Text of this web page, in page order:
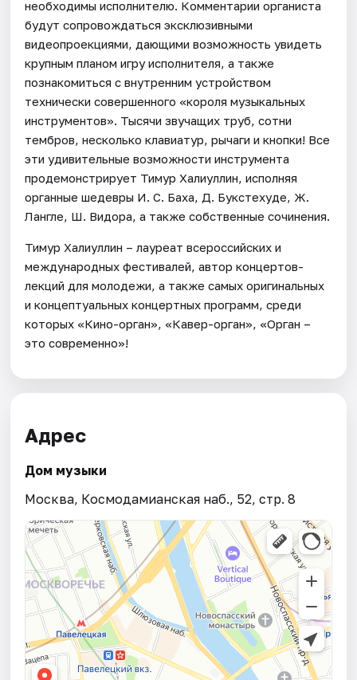
необходимы исполнителю. Комментарии органиста
будут сопровождаться эксклюзивными
видеопроекциями, дающими возможность увидеть
крупным планом игру исполнителя, а также
познакомиться с внутренним устройством
технически совершенного «короля музыкальных
инструментов». Тысячи звучащих труб, сотни
тембров, несколько клавиатур, рычаги и кнопки! Все
эти удивительные возможности инструмента
продемонстрирует Тимур Халиуллин, исполняя
органные шедевры И. С. Баха, Д. Букстехуде, Ж.
Лангле, Ш. Видора, а также собственные сочинения.
Тимур Халиуллин – лауреат всероссийских и
международных фестивалей, автор концертов-
лекций для молодежи, а также самых оригинальных
и концептуальных концертных программ, среди
которых «Кино-орган», «Кавер-орган», «Орган –
это современно»!
Адрес
Дом музыки
Москва, Космодамианская наб., 52, стр. 8